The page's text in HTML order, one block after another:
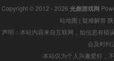
Copyright © 2012 - 2026 光彪游戏网
站地图 | 疑难解答
声明：本站内容来自互联网，如信息有错
会及时纠
本站仅为个人兴趣爱好，